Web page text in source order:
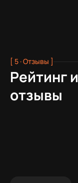
[ 5 · Отзывы ]
Рейтинг и
отзывы